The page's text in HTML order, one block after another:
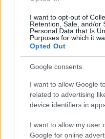
I want to opt-out of
Retention, Sale, and/or
Personal Data that Is
Purposes for which it
Opted Out
Google consents
I want to allow Google
related to advertising
device identifiers in
I want to allow my user
Google for online
előzetesen kialakított
rendelkezésünkre
tárgyai pontosan
printerig, amelyen
Az első
sikerültek. Tíz hónap
végeztek, mert meg
printerek további
PrinTracker
eredmény. Még egy
módon megsérült, tehát
kulcsokat vizsgáltak.